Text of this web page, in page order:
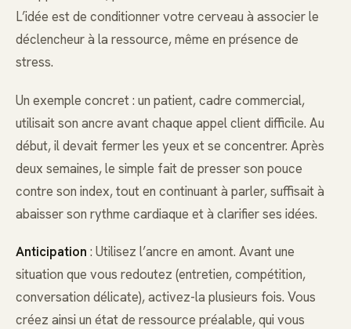
L’idée est de conditionner votre cerveau à associer le
déclencheur à la ressource, même en présence de
stress.
Un exemple concret : un patient, cadre commercial,
utilisait son ancre avant chaque appel client difficile. Au
début, il devait fermer les yeux et se concentrer. Après
deux semaines, le simple fait de presser son pouce
contre son index, tout en continuant à parler, suffisait à
abaisser son rythme cardiaque et à clarifier ses idées.
Anticipation : Utilisez l’ancre en amont. Avant une
situation que vous redoutez (entretien, compétition,
conversation délicate), activez-la plusieurs fois. Vous
créez ainsi un état de ressource préalable, qui vous